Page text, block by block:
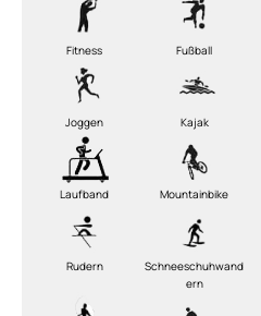
Fitness Fußball
Joggen Kajak
Laufband Mountainbike
Rudern
Schneeschuhwand
ern